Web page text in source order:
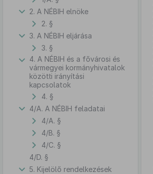
2. A NÉBIH elnöke
2. §
3. A NÉBIH eljárása
3. §
4. A NÉBIH és a fővárosi és
vármegyei kormányhivatalok
közötti irányítási
kapcsolatok
4. §
4/A. A NÉBIH feladatai
4/A. §
4/B. §
4/C. §
4/D. §
5. Kijelölő rendelkezések